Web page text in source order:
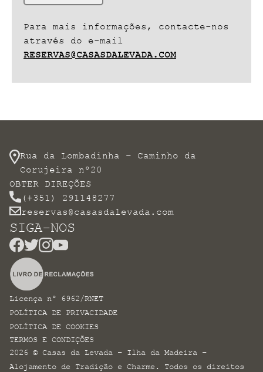
Para mais informações, contacte-nos
através do e-mail
RESERVAS@CASASDALEVADA.COM
Rua da Lombadinha – Caminho da
Corujeira nº20
OBTER DIREÇÕES
(+351) 291148277
reservas@casasdalevada.com
SIGA-NOS
Licença nº 6962/RNET
POLÍTICA DE PRIVACIDADE
POLÍTICA DE COOKIES
TERMOS E CONDIÇÕES
2026 © Casas da Levada – Ilha da Madeira –
Alojamento de Tradição e Charme. Todos os direitos